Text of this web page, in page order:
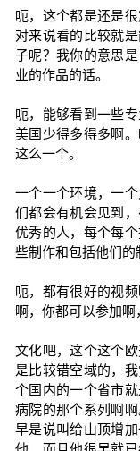
呃，这个都是还是
对来说看的比较就
子呢？我你的意思
业的作品的话。
呃，能够看到一些
美国少得多得多啊
这么一个。
一个一个环境，一
们都会有机会见到
优秀的人，每个每
些制作和包括他们的
呃，都有很好的视
啊，你都可以参加啊
文化吧，这个这个
是比较错空域的，
个国内的一个省市
病院的那个系列啊
早是说叫给山顶增